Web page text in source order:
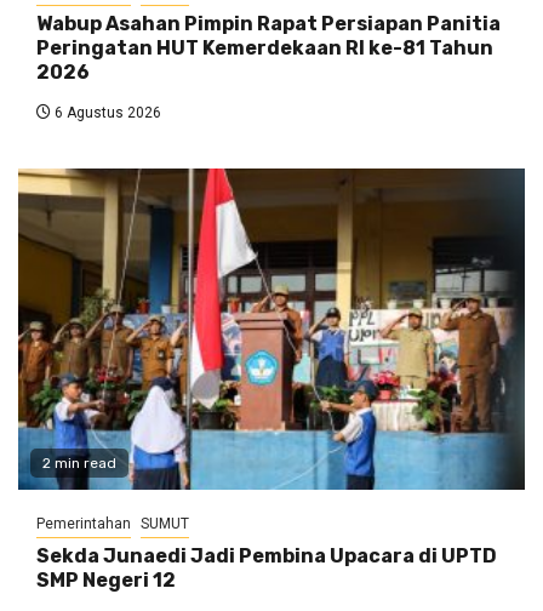
Wabup Asahan Pimpin Rapat Persiapan Panitia
Peringatan HUT Kemerdekaan RI ke-81 Tahun
2026
6 Agustus 2026
2 min read
Pemerintahan SUMUT
Sekda Junaedi Jadi Pembina Upacara di UPTD
SMP Negeri 12